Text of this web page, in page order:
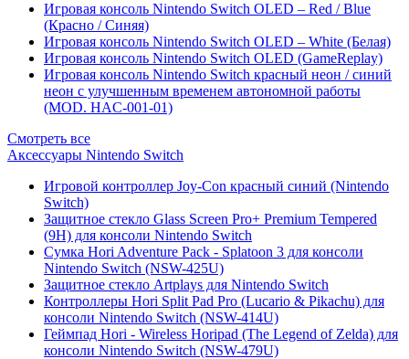
Игровая консоль Nintendo Switch OLED – Red / Blue
(Красно / Синяя)
Игровая консоль Nintendo Switch OLED – White (Белая)
Игровая консоль Nintendo Switch OLED (GameReplay)
Игровая консоль Nintendo Switch красный неон / синий
неон с улучшенным временем автономной работы
(MOD. HAC-001-01)
Смотреть все
Аксессуары Nintendo Switch
Игровой контроллер Joy-Con красный синий (Nintendo
Switch)
Защитное стекло Glass Screen Pro+ Premium Tempered
(9H) для консоли Nintendo Switch
Сумка Hori Adventure Pack - Splatoon 3 для консоли
Nintendo Switch (NSW-425U)
Защитное стекло Artplays для Nintendo Switch
Контроллеры Hori Split Pad Pro (Lucario & Pikachu) для
консоли Nintendo Switch (NSW-414U)
Геймпад Hori - Wireless Horipad (The Legend of Zelda) для
консоли Nintendo Switch (NSW-479U)